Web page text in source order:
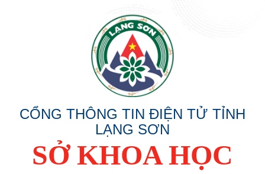
CỔNG THÔNG TIN ĐIỆN TỬ TỈNH
LẠNG SƠN
SỞ KHOA HỌC